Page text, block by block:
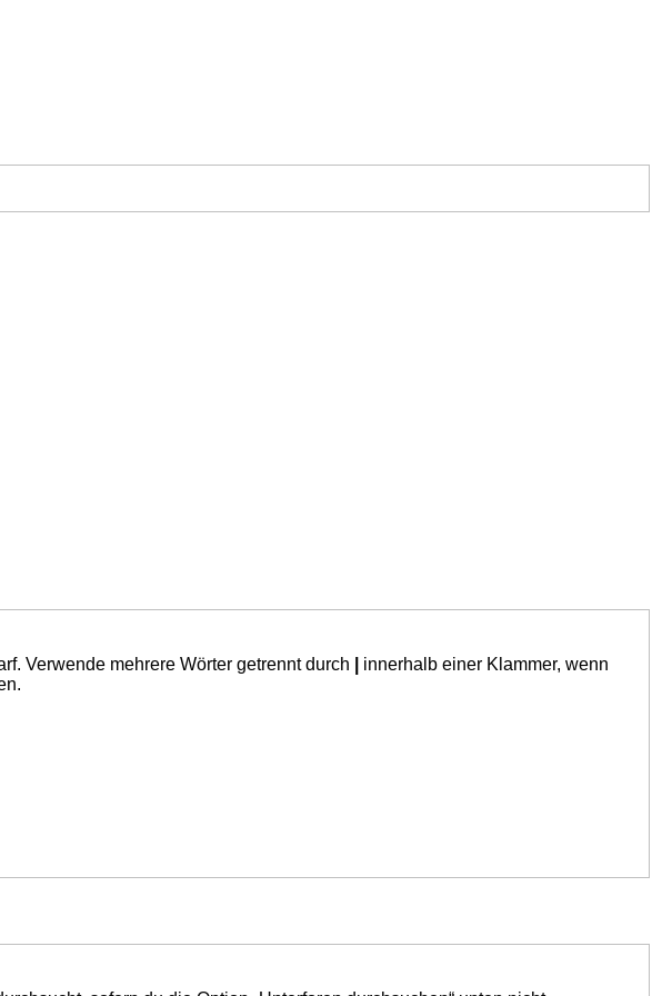
Verwende mehrere Wörter getrennt durch
innerhalb einer Klammer, wenn